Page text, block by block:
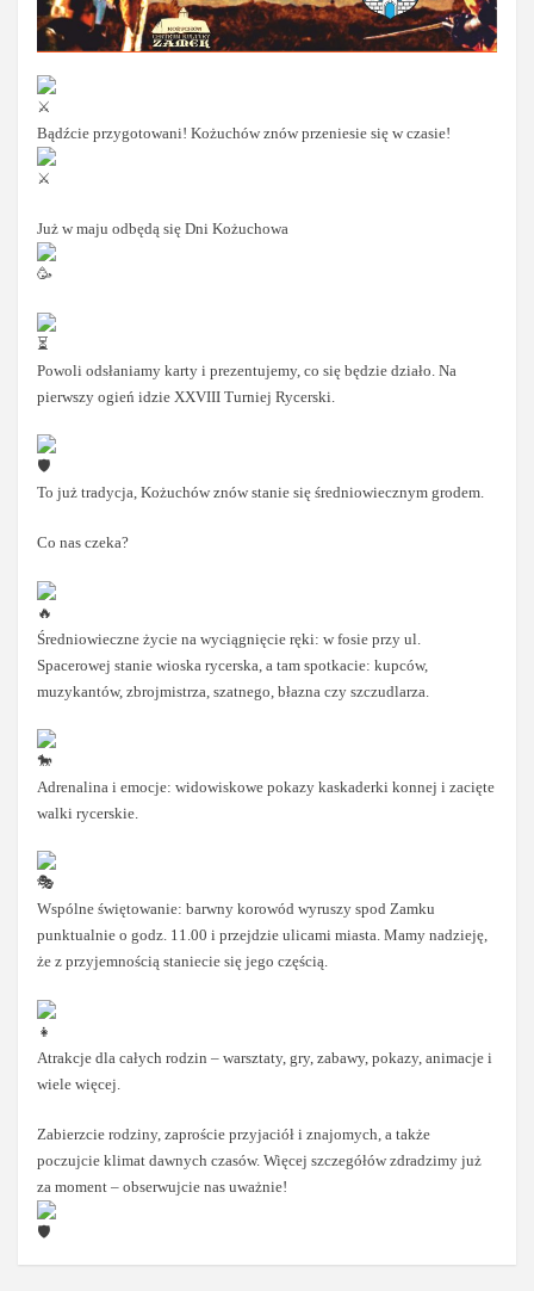
Bądźcie przygotowani! Kożuchów znów przeniesie się w czasie!
Już w maju odbędą się Dni Kożuchowa
Powoli odsłaniamy karty i prezentujemy, co się będzie działo. Na
pierwszy ogień idzie XXVIII Turniej Rycerski.
To już tradycja, Kożuchów znów stanie się średniowiecznym grodem.
Co nas czeka?
Średniowieczne życie na wyciągnięcie ręki: w fosie przy ul.
Spacerowej stanie wioska rycerska, a tam spotkacie: kupców,
muzykantów, zbrojmistrza, szatnego, błazna czy szczudlarza.
Adrenalina i emocje: widowiskowe pokazy kaskaderki konnej i zacięte
walki rycerskie.
Wspólne świętowanie: barwny korowód wyruszy spod Zamku
punktualnie o godz. 11.00 i przejdzie ulicami miasta. Mamy nadzieję,
że z przyjemnością staniecie się jego częścią.
Atrakcje dla całych rodzin – warsztaty, gry, zabawy, pokazy, animacje i
wiele więcej.
Zabierzcie rodziny, zaproście przyjaciół i znajomych, a także
poczujcie klimat dawnych czasów. Więcej szczegółów zdradzimy już
za moment – obserwujcie nas uważnie!